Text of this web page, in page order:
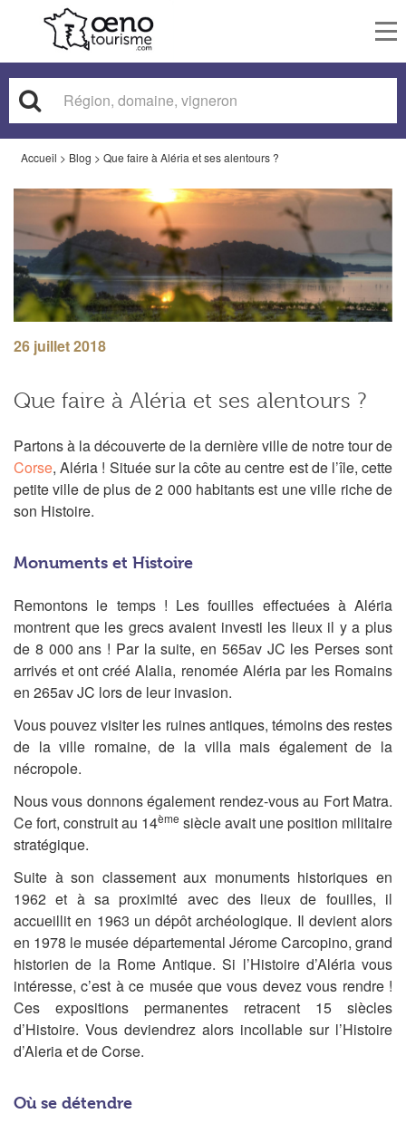
Accueil > Blog > Que faire à Aléria et ses alentours ?
26 juillet 2018
Que faire à Aléria et ses alentours ?
Partons à la découverte de la dernière ville de notre tour de
Corse, Aléria ! Située sur la côte au centre est de l’île, cette
petite ville de plus de 2 000 habitants est une ville riche de
son Histoire.
Monuments et Histoire
Remontons le temps ! Les fouilles effectuées à Aléria
montrent que les grecs avaient investi les lieux il y a plus
de 8 000 ans ! Par la suite, en 565av JC les Perses sont
arrivés et ont créé Alalia, renomée Aléria par les Romains
en 265av JC lors de leur invasion.
Vous pouvez visiter les ruines antiques, témoins des restes
de la ville romaine, de la villa mais également de la
nécropole.
Nous vous donnons également rendez-vous au Fort Matra.
Ce fort, construit au 14ème siècle avait une position militaire
stratégique.
Suite à son classement aux monuments historiques en
1962 et à sa proximité avec des lieux de fouilles, il
accueillit en 1963 un dépôt archéologique. Il devient alors
en 1978 le musée départemental Jérome Carcopino, grand
historien de la Rome Antique. Si l’Histoire d’Aléria vous
intéresse, c’est à ce musée que vous devez vous rendre !
Ces expositions permanentes retracent 15 siècles
d’Histoire. Vous deviendrez alors incollable sur l’Histoire
d’Aleria et de Corse.
Où se détendre